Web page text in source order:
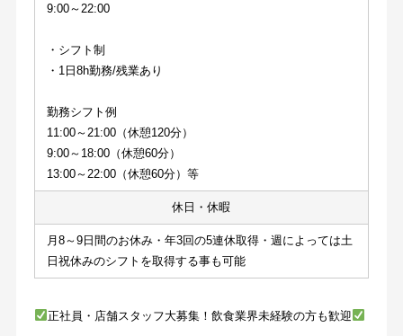
9:00～22:00
・シフト制
・1日8h勤務/残業あり
勤務シフト例
11:00～21:00（休憩120分）
9:00～18:00（休憩60分）
13:00～22:00（休憩60分）等
休日・休暇
月8～9日間のお休み・年3回の5連休取得・週によっては土
日祝休みのシフトを取得する事も可能
正社員・店舗スタッフ大募集！飲食業界未経験の方も歓迎